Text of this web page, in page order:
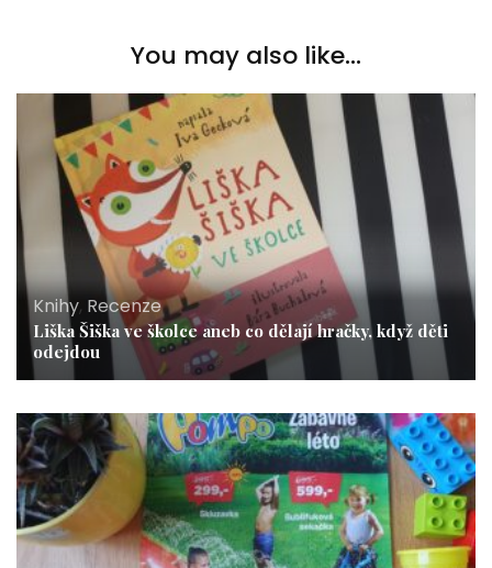
You may also like...
Knihy, Recenze
Liška Šiška ve školce aneb co dělají hračky, když děti
odejdou